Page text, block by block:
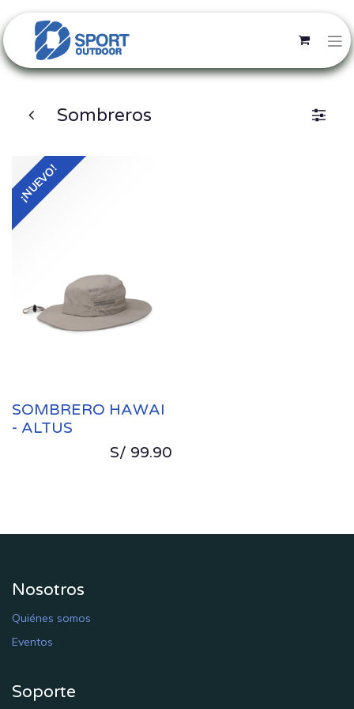
Sombreros
¡NUEVO!
SOMBRERO HAWAI
- ALTUS
S/ 99.90
Nosotros
Quiénes somos
E​​​​ventos
Soporte